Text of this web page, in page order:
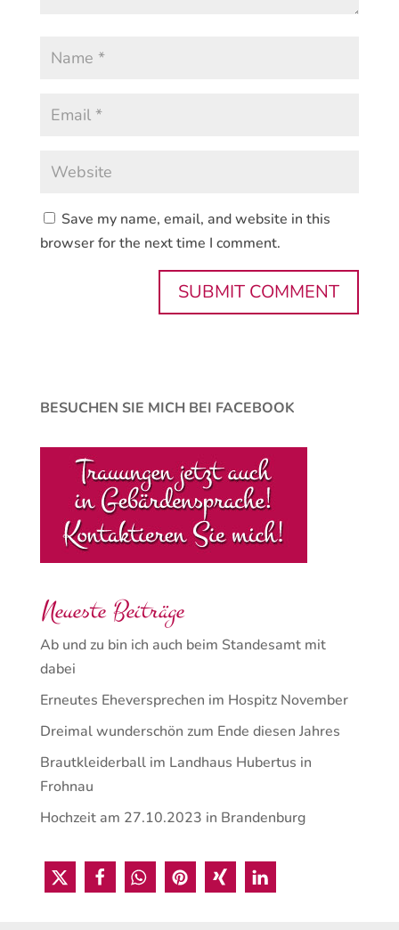
Save my name, email, and website in this
browser for the next time I comment.
BESUCHEN SIE MICH BEI FACEBOOK
Neueste Beiträge
Ab und zu bin ich auch beim Standesamt mit
dabei
Erneutes Eheversprechen im Hospitz November
Dreimal wunderschön zum Ende diesen Jahres
Brautkleiderball im Landhaus Hubertus in
Frohnau
Hochzeit am 27.10.2023 in Brandenburg